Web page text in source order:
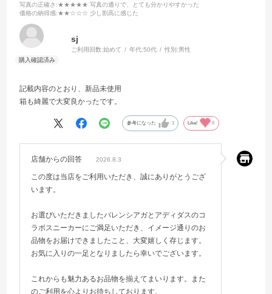
写真の正確さ :★★★★★ 写真の通りで、とても分かりやすかった
価格の納得感:★★☆☆☆ 少し割高に感じた
sj
ご利用回数:始めて 年代:50代 性別:男性
記載内容のとおり、新品未使用
箱も綺麗で大変良かったです。
参考になった 1 Like! 0
店舗からの回答 2026.8.3
この度は当店をご利用いただき、誠にありがとうござ
います。
お選びいただきましたバレンシアガとアディダスのコ
ラボスニーカーにご満足いただき、イメージ通りのお
品物をお届けできましたこと、大変嬉しく存じます。
お気に入りの一足となりましたら幸いでございます。
これからも魅力あるお品物を揃えてまいります。また
のご利用を心よりお待ちしております。